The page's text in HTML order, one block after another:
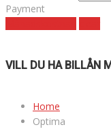
Payment
VILL DU HA BILLÅN
Home
Optima